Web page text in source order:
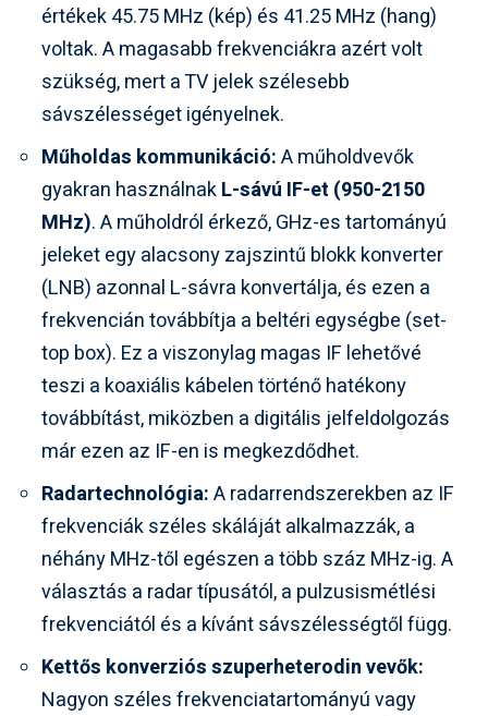
értékek 45.75 MHz (kép) és 41.25 MHz (hang)
voltak. A magasabb frekvenciákra azért volt
szükség, mert a TV jelek szélesebb
sávszélességet igényelnek.
Műholdas kommunikáció:A műholdvevők
gyakran használnakL-sávú IF-et (950-2150
MHz). A műholdról érkező, GHz-es tartományú
jeleket egy alacsony zajszintű blokk konverter
(LNB) azonnal L-sávra konvertálja, és ezen a
frekvencián továbbítja a beltéri egységbe (set-
top box). Ez a viszonylag magas IF lehetővé
teszi a koaxiális kábelen történő hatékony
továbbítást, miközben a digitális jelfeldolgozás
már ezen az IF-en is megkezdődhet.
Radartechnológia:A radarrendszerekben az IF
frekvenciák széles skáláját alkalmazzák, a
néhány MHz-től egészen a több száz MHz-ig. A
választás a radar típusától, a pulzusismétlési
frekvenciától és a kívánt sávszélességtől függ.
Kettős konverziós szuperheterodin vevők:
Nagyon széles frekvenciatartományú vagy